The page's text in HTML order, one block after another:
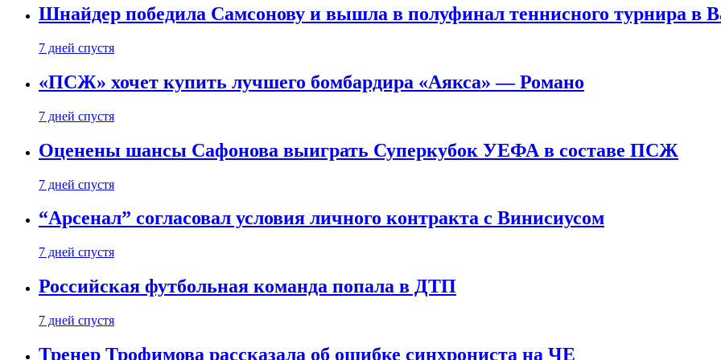
Шнайдер победила Самсонову и вышла в полуфинал теннисного турнира в
7 дней спустя
«ПСЖ» хочет купить лучшего бомбардира «Аякса» — Романо
7 дней спустя
Оценены шансы Сафонова выиграть Суперкубок УЕФА в составе ПСЖ
7 дней спустя
“Арсенал” согласовал условия личного контракта с Винисиусом
7 дней спустя
Российская футбольная команда попала в ДТП
7 дней спустя
Тренер Трофимова рассказала об ошибке синхрониста на ЧЕ